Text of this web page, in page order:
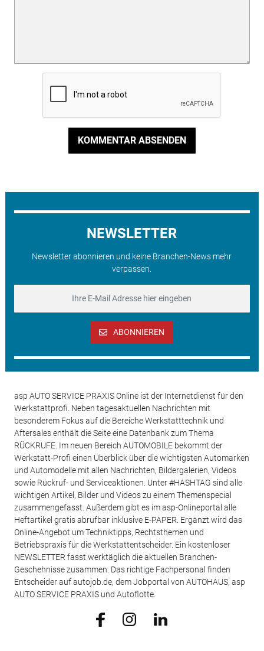
KOMMENTAR ABSENDEN
NEWSLETTER
Newsletter abonnieren und keine Branchen-News mehr
verpassen.
ABONNIEREN
asp AUTO SERVICE PRAXIS Online ist der Internetdienst für den
Werkstattprofi. Neben tagesaktuellen Nachrichten mit
besonderem Fokus auf die Bereiche Werkstatttechnik und
Aftersales enthält die Seite eine Datenbank zum Thema
RÜCKRUFE. Im neuen Bereich AUTOMOBILE bekommt der
Werkstatt-Profi einen Überblick über die wichtigsten Automarken
und Automodelle mit allen Nachrichten, Bildergalerien, Videos
sowie Rückruf- und Serviceaktionen. Unter #HASHTAG sind alle
wichtigen Artikel, Bilder und Videos zu einem Themenspecial
zusammengefasst. Außerdem gibt es im asp-Onlineportal alle
Heftartikel gratis abrufbar inklusive E-PAPER. Ergänzt wird das
Online-Angebot um Techniktipps, Rechtsthemen und
Betriebspraxis für die Werkstattentscheider. Ein kostenloser
NEWSLETTER fasst werktäglich die aktuellen Branchen-
Geschehnisse zusammen. Das richtige Fachpersonal finden
Entscheider auf autojob.de, dem Jobportal von AUTOHAUS, asp
AUTO SERVICE PRAXIS und Autoflotte.